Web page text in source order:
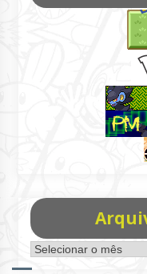
Arquivo
de